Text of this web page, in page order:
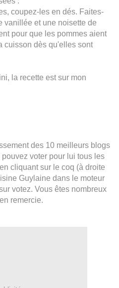
coupez-les en dés. Faites-
vanillée et une noisette de
pour que les pommes aient
cuisson dès qu'elles sont
la recette est sur mon
des 10 meilleurs blogs
voter pour lui tous les
cliquant sur le coq (à droite
Guylaine dans le moteur
votez. Vous êtes nombreux
remercie.